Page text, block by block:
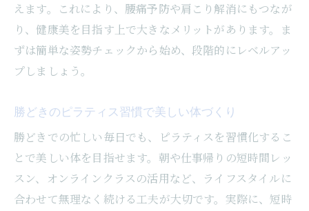
えます。これにより、腰痛予防や肩こり解消にもつなが
り、健康美を目指す上で大きなメリットがあります。ま
ずは簡単な姿勢チェックから始め、段階的にレベルアッ
プしましょう。
勝どきのピラティス習慣で美しい体づくり
勝どきでの忙しい毎日でも、ピラティスを習慣化するこ
とで美しい体を目指せます。朝や仕事帰りの短時間レッ
スン、オンラインクラスの活用など、ライフスタイルに
合わせて無理なく続ける工夫が大切です。実際に、短時